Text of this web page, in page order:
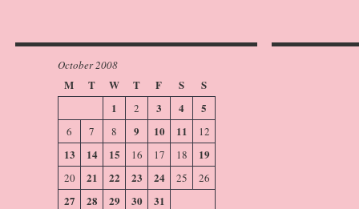
October 2008
M T W T F S
S
1
2 3 4 5
6 7 8 9 10 11 12
13 14 15 16 17 18 19
20 21 22 23 24 25 26
27 28 29 30
31